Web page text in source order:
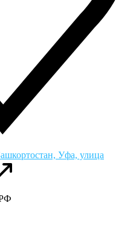
Уфа, улица